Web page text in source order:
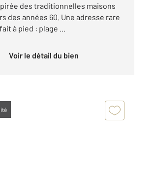
des traditionnelles maisons
des années 60. Une adresse rare
à pied : plage ...
Voir le détail du bien